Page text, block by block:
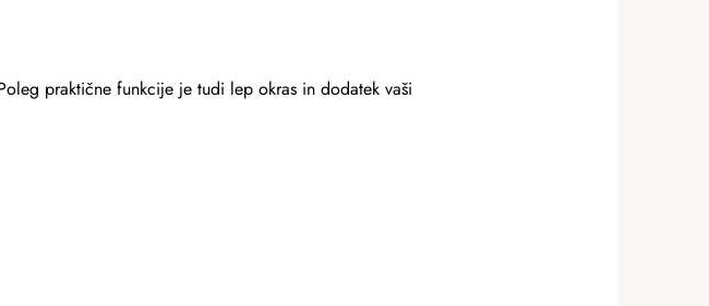
praktične funkcije je tudi lep okras in dodatek vaši